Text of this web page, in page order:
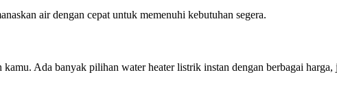
air dengan cepat untuk memenuhi kebutuhan segera.
kamu. Ada banyak pilihan water heater listrik instan dengan berbagai